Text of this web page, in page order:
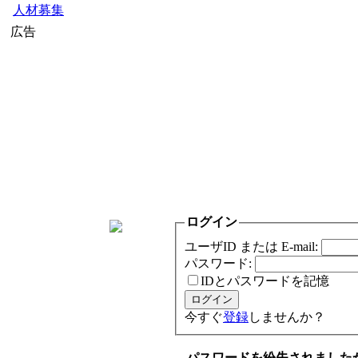
人材募集
広告
ログイン
ユーザID または E-mail:
パスワード:
IDとパスワードを記憶
今すぐ登録しませんか？